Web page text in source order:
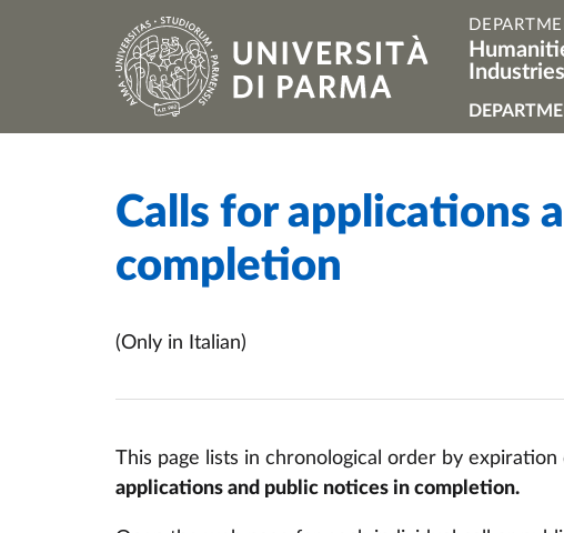
Skip to main content
Industries
Home
Calls for applications
completion
(Only in Italian)
This page lists in chronological order by
applications and public notices in completion.